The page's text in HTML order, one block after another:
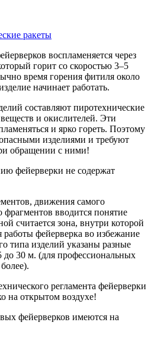
ракеты
воспламеняется через
горит со скоростью 3–5
время горения фитиля около
начинает работать.
составляют пиротехнические
и окислителей. Эти
и ярко гореть. Поэтому
изделиями и требуют
обращении с ними!
фейерверки не содержат
движения самого
фрагментов вводится понятие
считается зона, внутри которой
работы фейерверка во избежание
типа изделий указаны разные
до 30 м. (для профессиональных
регламента фейерверки
на открытом воздухе!
фейерверков имеются на